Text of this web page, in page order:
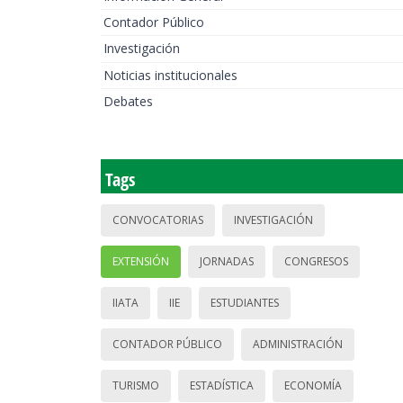
Contador Público
Investigación
Noticias institucionales
Debates
Tags
CONVOCATORIAS INVESTIGACIÓN
EXTENSIÓN JORNADAS CONGRESOS
IIATA IIE ESTUDIANTES
CONTADOR PÚBLICO ADMINISTRACIÓN
TURISMO ESTADÍSTICA ECONOMÍA